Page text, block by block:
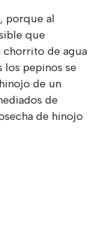
porque al
que
chorrito de agua
los pepinos se
de un
de
de hinojo